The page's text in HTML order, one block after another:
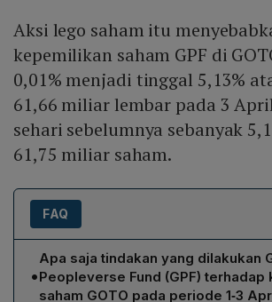
Aksi lego saham itu
kepemilikan saham GPF di
0,01% menjadi tinggal 5,13%
61,66 miliar lembar pada 3
sehari sebelumnya sebanyak
61,75 miliar saham.
FAQ
•
Apa saja tindakan yang dilakukan
Peopleverse Fund (GPF) terhadap
saham GOTO pada periode 1‑3